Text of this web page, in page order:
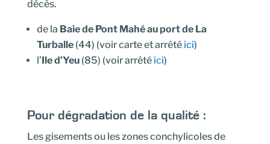
décès.
de la Baie de Pont Mahé au port de La
Turballe(44) (voir carte et arrêté ici)
l’Ile d’Yeu(85) (voir arrêté ici)
Pour dégradation de la qualité :
Les gisements ou les zones conchylicoles de